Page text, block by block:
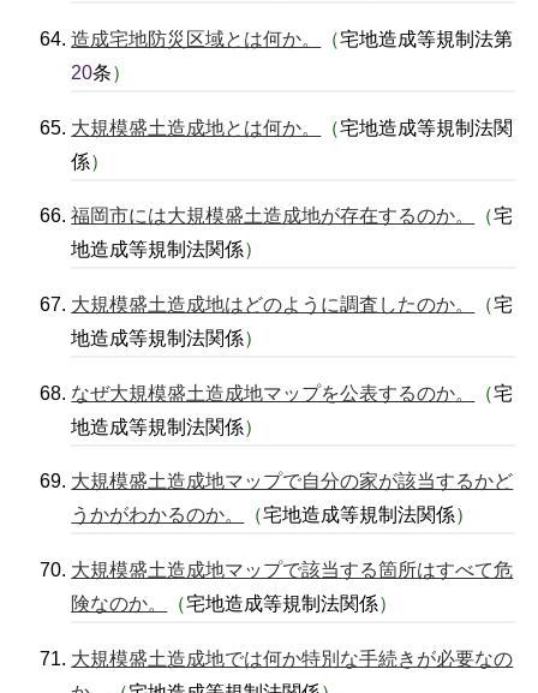
造成宅地防災区域とは何か。 （宅地造成等規制法第
20条）
大規模盛土造成地とは何か。 （宅地造成等規制法関
係）
福岡市には大規模盛土造成地が存在するのか。 （宅
地造成等規制法関係）
大規模盛土造成地はどのように調査したのか。 （宅
地造成等規制法関係）
なぜ大規模盛土造成地マップを公表するのか。 （宅
地造成等規制法関係）
大規模盛土造成地マップで自分の家が該当するかど
うかがわかるのか。
（宅地造成等規制法関係）
大規模盛土造成地マップで該当する箇所はすべて危
険なのか。
（宅地造成等規制法関係）
大規模盛土造成地では何か特別な手続きが必要なの